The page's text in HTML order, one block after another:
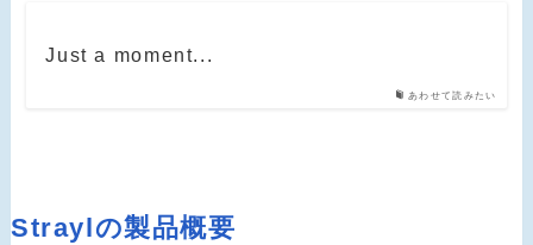
あわせて読みたい
Just a moment...
Straylの製品概要